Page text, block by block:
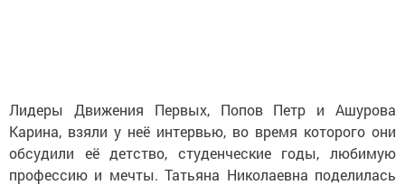
Лидеры Движения Первых, Попов Петр и Ашурова
Карина, взяли у неё интервью, во время которого они
обсудили её детство, студенческие годы, любимую
профессию и мечты. Татьяна Николаевна поделилась